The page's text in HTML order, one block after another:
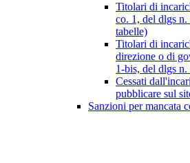
Titolari di
co. 1, del dlgs
tabelle)
Titolari di
direzione o di
1-bis, del dlgs
Cessati
pubblicare sul
Sanzioni per mancata